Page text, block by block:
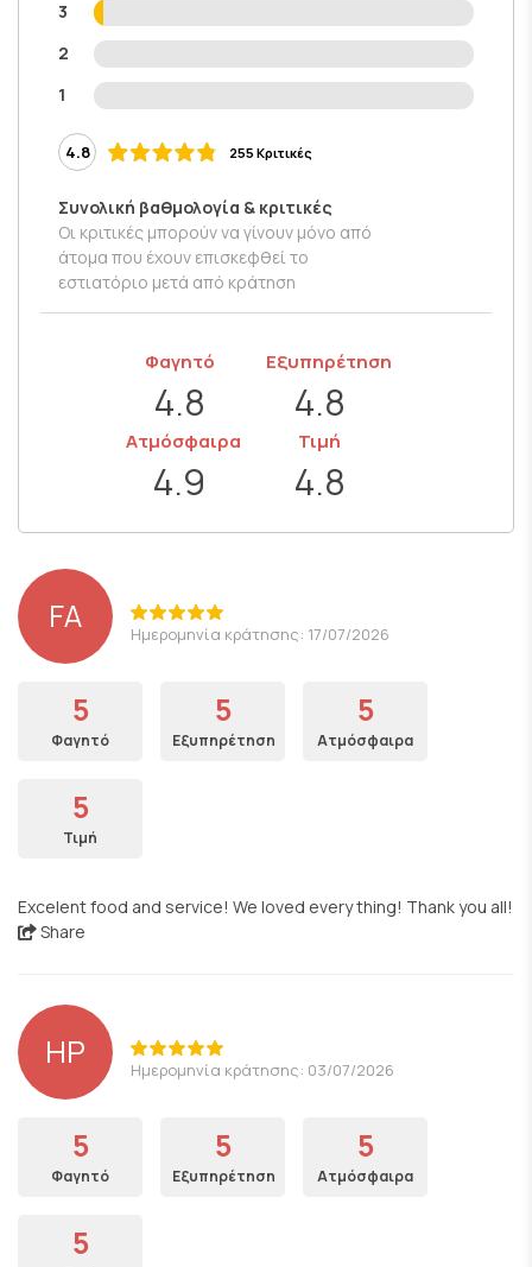
3
2
1
4.8 255 Κριτικές
Συνολική βαθμολογία & κριτικές
Οι κριτικές μπορούν να γίνουν μόνο από
άτομα που έχουν επισκεφθεί το
εστιατόριο μετά από κράτηση
Φαγητό
4.8
Εξυπηρέτηση
4.8
Ατμόσφαιρα
4.9
Τιμή
4.8
FA Ημερομηνία κράτησης: 17/07/2026
5
Φαγητό
5
Εξυπηρέτηση
5
Ατμόσφαιρα
5
Τιμή
Excelent food and service! We loved every thing! Thank you all!
Share
HP Ημερομηνία κράτησης: 03/07/2026
5
Φαγητό
5
Εξυπηρέτηση
5
Ατμόσφαιρα
5